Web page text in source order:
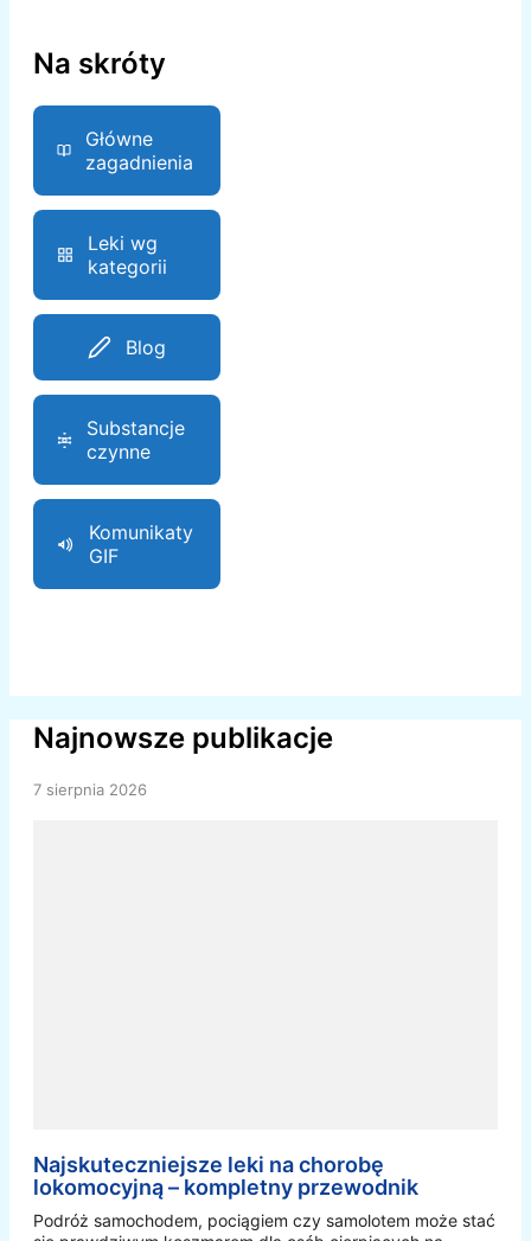
Na skróty
Główne
zagadnienia
Leki wg
kategorii
Blog
Substancje
czynne
Komunikaty
GIF
Najnowsze publikacje
7 sierpnia 2026
Najskuteczniejsze leki na chorobę
lokomocyjną – kompletny przewodnik
Podróż samochodem, pociągiem czy samolotem może stać